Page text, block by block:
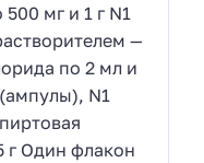
мг и 1 г N1
—
по 2 мл и
N1
г Один флакон